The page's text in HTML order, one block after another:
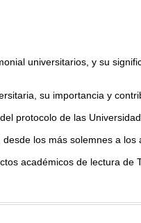
universitarios, y su
su importancia y
protocolo de las
los más solemnes a los
académicos de lectura de